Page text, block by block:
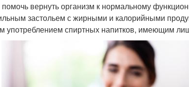
вернуть организм к нормальному
застольем с жирными и калорийными
употреблением спиртных напитков, имеющим